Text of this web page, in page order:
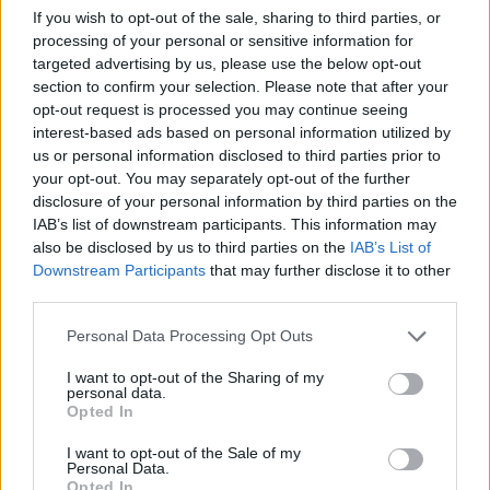
If you wish to opt-out of the sale, sharing to third parties, or
processing of your personal or sensitive information for
targeted advertising by us, please use the below opt-out
section to confirm your selection. Please note that after your
opt-out request is processed you may continue seeing
interest-based ads based on personal information utilized by
us or personal information disclosed to third parties prior to
your opt-out. You may separately opt-out of the further
disclosure of your personal information by third parties on the
IAB’s list of downstream participants. This information may
also be disclosed by us to third parties on the IAB’s List of
Downstream Participants that may further disclose it to other
Personal Data Processing Opt Outs
I want to opt-out of the Sharing of my
personal data.
Opted In
I want to opt-out of the Sale of my
Personal Data.
Opted In
Mladečské jeskyně, naše nejstarší sídliště druhu Homo
sapiens
24.8.2018 | PRAHA (Ochrana přírody)
Podzemní krasové dutiny pod
vrchem Třesín byly v pravěku
přístupné. Pak došlo v
neznámé době k zavalení
vchodů. Znovu objeveny byly
až v 19. století. Lidé je navštěvovali a nacházeli zde kosti zvířat i lidí.
Spolu s krápníky je prodávali na tržištích. Až od roku 1880 začaly v
jeskyních u Mladče systematické archeologické a paleontologické
roce 1911 byly jeskyně elektricky osvětleny a zpřístupněny
veřejnosti. Teprve nedávné vědecké výzkumy dochovaných
kosterních pozůstatků pravěkých lidí ukázaly mimořádný význam
této lokality.
17.8.2018 | PRAHA (Naše příroda)
Diskuse: 1